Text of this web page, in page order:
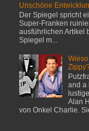
Unschöne
Der Spiegel spricht
Super-Franken
ausführlichen Artikel
Spiegel m...
and a
Alan
von Onkel Charlie.